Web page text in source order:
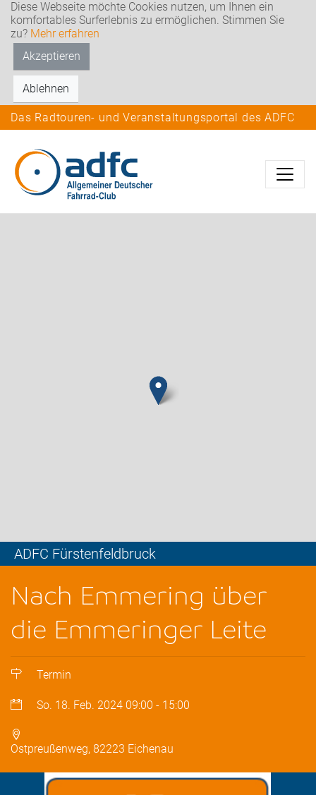
Diese Webseite möchte Cookies nutzen, um Ihnen ein
komfortables Surferlebnis zu ermöglichen. Stimmen Sie
zu? Mehr erfahren
Akzeptieren
Ablehnen
Das Radtouren- und Veranstaltungsportal des ADFC
ADFC Fürstenfeldbruck
Nach Emmering über
die Emmeringer Leite
Termin
So. 18. Feb. 2024 09:00 - 15:00
Ostpreußenweg, 82223 Eichenau